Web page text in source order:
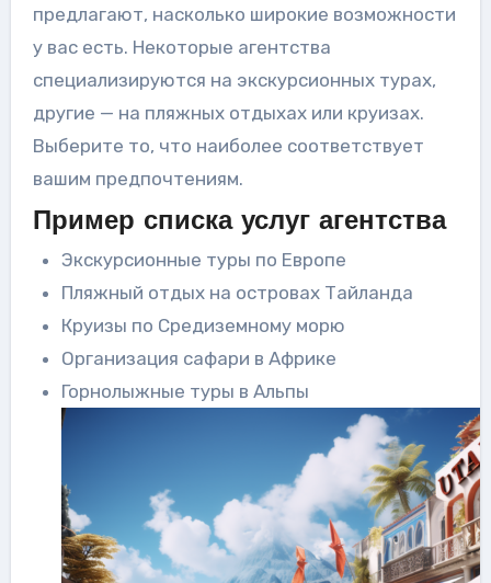
предлагают, насколько широкие возможности
у вас есть. Некоторые агентства
специализируются на экскурсионных турах,
другие — на пляжных отдыхах или круизах.
Выберите то, что наиболее соответствует
вашим предпочтениям.
Пример списка услуг агентства
Экскурсионные туры по Европе
Пляжный отдых на островах Тайланда
Круизы по Средиземному морю
Организация сафари в Африке
Горнолыжные туры в Альпы